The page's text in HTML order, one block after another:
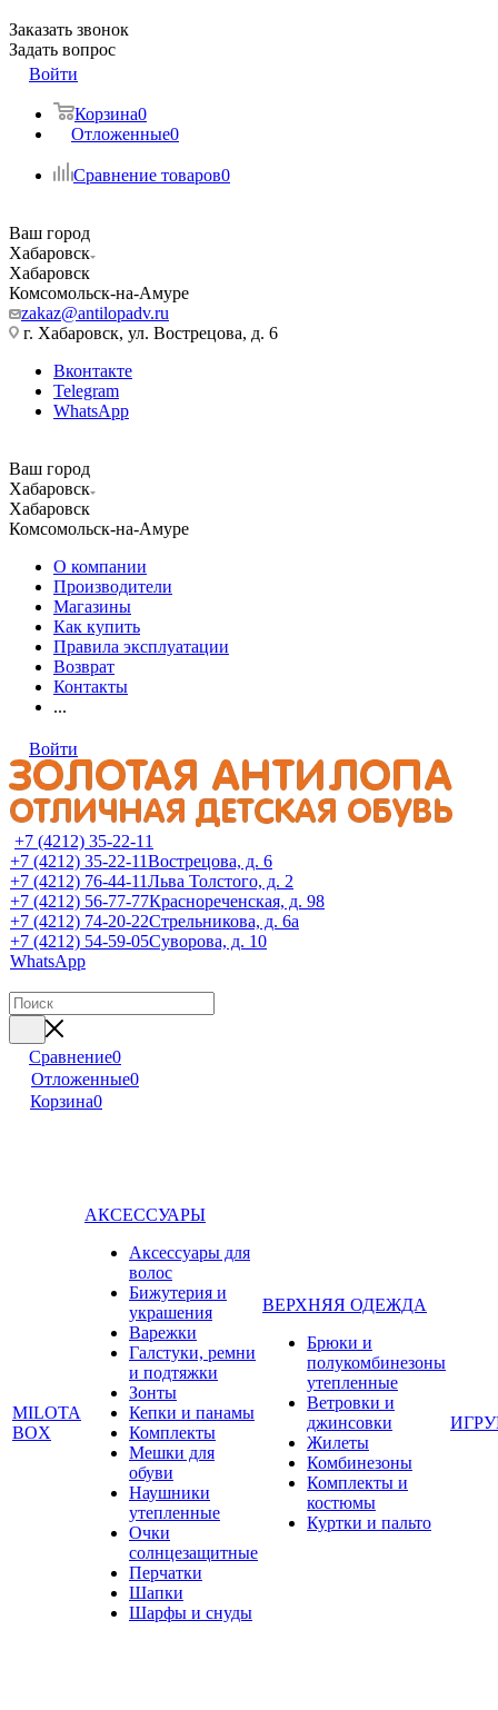
Заказать звонок
Задать вопрос
Войти
Корзина0
Отложенные0
Сравнение товаров0
Ваш город
Хабаровск
Хабаровск
Комсомольск-на-Амуре
zakaz@antilopadv.ru
г. Хабаровск, ул. Вострецова, д. 6
Вконтакте
Telegram
WhatsApp
Ваш город
Хабаровск
Хабаровск
Комсомольск-на-Амуре
О компании
Производители
Магазины
Как купить
Правила эксплуатации
Возврат
Контакты
...
Войти
+7 (4212) 35-22-11
+7 (4212) 35-22-11Вострецова, д. 6
+7 (4212) 76-44-11Льва Толстого, д. 2
+7 (4212) 56-77-77Краснореченская, д. 98
+7 (4212) 74-20-22Стрельникова, д. 6а
+7 (4212) 54-59-05Суворова, д. 10
WhatsApp
Сравнение0
Отложенные0
Корзина0
MILOTA
BOX
АКСЕССУАРЫ
Аксессуары для
волос
Бижутерия и
украшения
Варежки
Галстуки, ремни
и подтяжки
Зонты
Кепки и панамы
Комплекты
Мешки для
обуви
Наушники
утепленные
Очки
солнцезащитные
Перчатки
Шапки
Шарфы и снуды
ВЕРХНЯЯ ОДЕЖДА
Брюки и
полукомбинезоны
утепленные
Ветровки и
джинсовки
Жилеты
Комбинезоны
Комплекты и
костюмы
Куртки и пальто